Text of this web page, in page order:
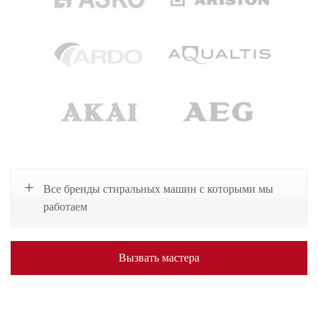
Все бренды стиральных машин с которыми мы
работаем
Вызвать мастера